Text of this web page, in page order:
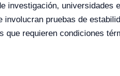
investigación,
pruebas de
requieren condiciones